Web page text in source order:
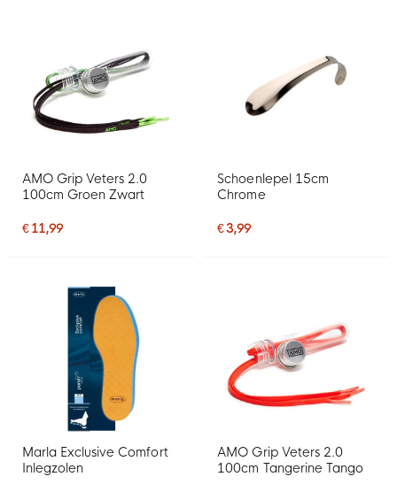
AMO Grip Veters 2.0
100cm Groen Zwart
€ 11,99
Schoenlepel 15cm
Chrome
€ 3,99
Marla Exclusive Comfort
Inlegzolen
AMO Grip Veters 2.0
100cm Tangerine Tango